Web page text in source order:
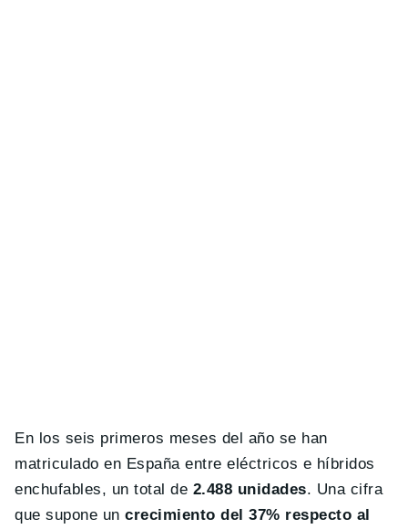
En los seis primeros meses del año se han
matriculado en España entre eléctricos e híbridos
enchufables, un total de 2.488 unidades. Una cifra
que supone uncrecimiento del 37% respecto al